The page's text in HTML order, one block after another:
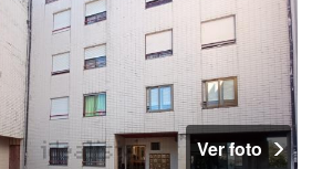
Ver foto